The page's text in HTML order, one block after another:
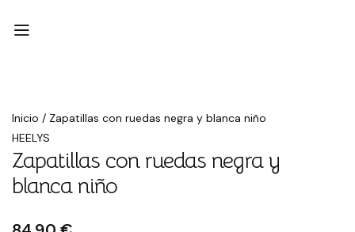
Inicio / Zapatillas con ruedas negra y blanca niño
HEELYS
Zapatillas con ruedas negra y
blanca niño